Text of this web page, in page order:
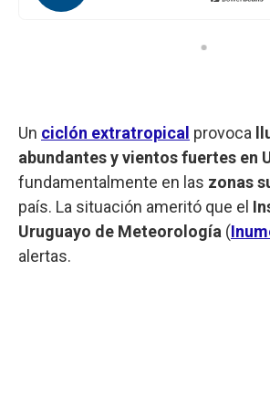
Un ciclón extratropical provoca
abundantes y vientos fuertes en
fundamentalmente en las zonas
país. La situación ameritó que el
Uruguayo de Meteorología (
alertas.